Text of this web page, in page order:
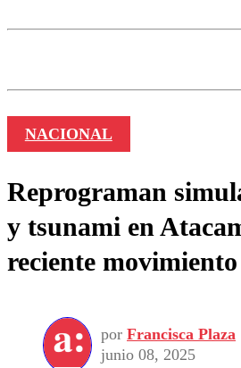
NACIONAL
Reprograman
y tsunami en
reciente
por Francisca Plaza
junio 08, 2025